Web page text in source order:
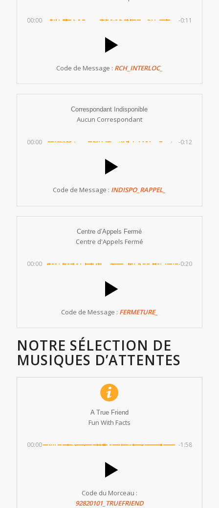
00:00 -0:11
Code de Message : RCH_INTERLOC_
Correspondant Indisponible
Aucun Correspondant
00:00 -0:12
Code de Message : INDISPO_RAPPEL_
Centre d’Appels Fermé
Centre d'Appels Fermé
00:00 -0:20
Code de Message : FERMETURE_
NOTRE SÉLECTION DE
MUSIQUES D’ATTENTES
A True Friend
Fun With Facts
00:00 -1:58
Code du Morceau :
92820101_TRUEFRIEND